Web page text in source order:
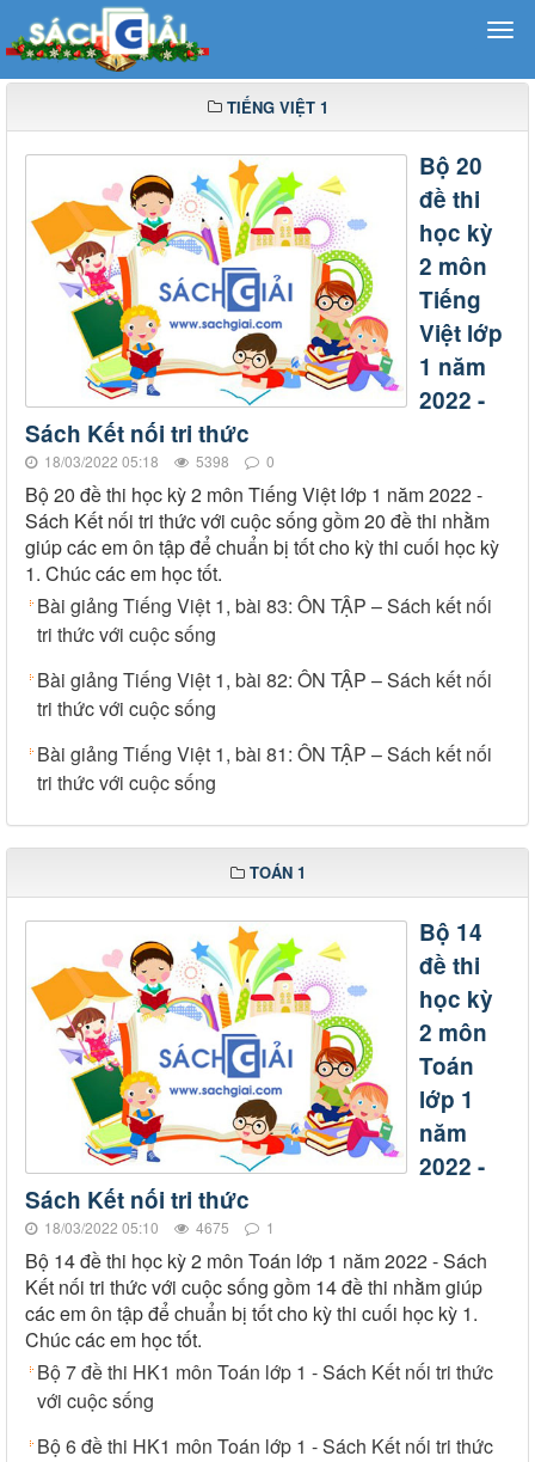
TIẾNG VIỆT 1
Bộ 20
đề thi
học kỳ
2 môn
Tiếng
Việt lớp
1 năm
2022 -
Sách Kết nối tri thức
18/03/2022 05:18 5398 0
Bộ 20 đề thi học kỳ 2 môn Tiếng Việt lớp 1 năm 2022 -
Sách Kết nối tri thức với cuộc sống gồm 20 đề thi nhằm
giúp các em ôn tập để chuẩn bị tốt cho kỳ thi cuối học kỳ
1. Chúc các em học tốt.
Bài giảng Tiếng Việt 1, bài 83: ÔN TẬP – Sách kết nối
tri thức với cuộc sống
Bài giảng Tiếng Việt 1, bài 82: ÔN TẬP – Sách kết nối
tri thức với cuộc sống
Bài giảng Tiếng Việt 1, bài 81: ÔN TẬP – Sách kết nối
tri thức với cuộc sống
TOÁN 1
Bộ 14
đề thi
học kỳ
2 môn
Toán
lớp 1
năm
2022 -
Sách Kết nối tri thức
18/03/2022 05:10 4675 1
Bộ 14 đề thi học kỳ 2 môn Toán lớp 1 năm 2022 - Sách
Kết nối tri thức với cuộc sống gồm 14 đề thi nhằm giúp
các em ôn tập để chuẩn bị tốt cho kỳ thi cuối học kỳ 1.
Chúc các em học tốt.
Bộ 7 đề thi HK1 môn Toán lớp 1 - Sách Kết nối tri thức
với cuộc sống
Bộ 6 đề thi HK1 môn Toán lớp 1 - Sách Kết nối tri thức